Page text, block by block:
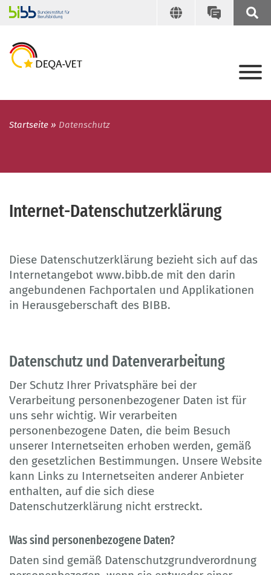
Startseite Datenschutz
Internet-Datenschutzerklärung
Diese Datenschutzerklärung bezieht sich auf das
Internetangebot www.bibb.de mit den darin
angebundenen Fachportalen und Applikationen
in Herausgeberschaft des BIBB.
Datenschutz und Datenverarbeitung
Der Schutz Ihrer Privatsphäre bei der
Verarbeitung personenbezogener Daten ist für
uns sehr wichtig. Wir verarbeiten
personenbezogene Daten, die beim Besuch
unserer Internetseiten erhoben werden, gemäß
den gesetzlichen Bestimmungen. Unsere Website
kann Links zu Internetseiten anderer Anbieter
enthalten, auf die sich diese
Datenschutzerklärung nicht erstreckt.
Was sind personenbezogene Daten?
Daten sind gemäß Datenschutzgrundverordnung